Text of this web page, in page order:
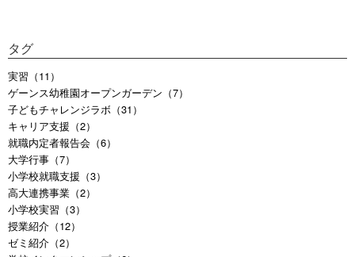
タグ
実習（11）
ゲーンス幼稚園オープンガーデン（7）
子どもチャレンジラボ（31）
キャリア支援（2）
就職内定者報告会（6）
大学行事（7）
小学校就職支援（3）
高大連携事業（2）
小学校実習（3）
授業紹介（12）
ゼミ紹介（2）